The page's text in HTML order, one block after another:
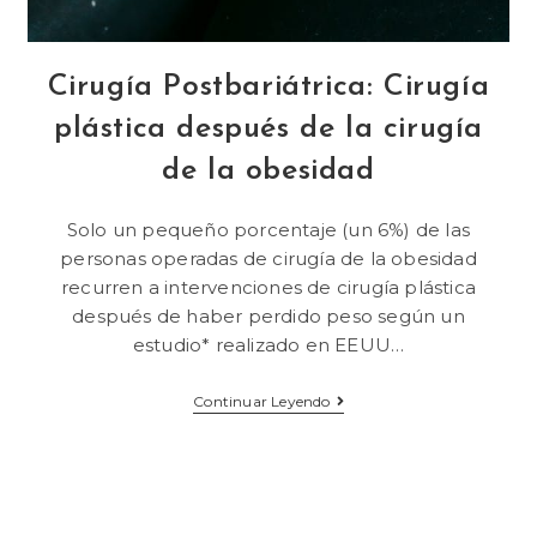
Cirugía Postbariátrica: Cirugía
plástica después de la cirugía
de la obesidad
Solo un pequeño porcentaje (un 6%) de las
personas operadas de cirugía de la obesidad
recurren a intervenciones de cirugía plástica
después de haber perdido peso según un
estudio* realizado en EEUU…
Continuar Leyendo